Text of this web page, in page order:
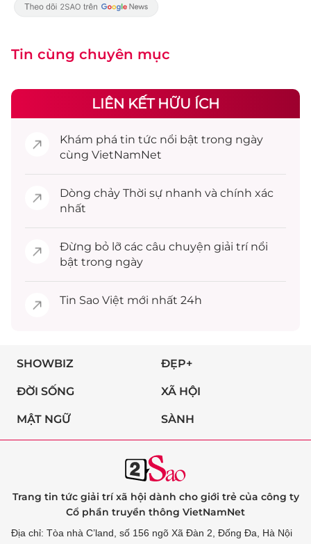
Tin cùng chuyên mục
LIÊN KẾT HỮU ÍCH
Khám phá tin tức nổi bật trong ngày
cùng VietNamNet
Dòng chảy Thời sự nhanh và chính xác
nhất
Đừng bỏ lỡ các câu chuyện giải trínổi
bật trong ngày
Tin Sao Việt mới nhất 24h
SHOWBIZ ĐẸP+
ĐỜI SỐNG XÃ HỘI
MẬT NGỮ SÀNH
Trang tin tức giải trí xã hội dành cho giới trẻ của công ty
Cổ phần truyền thông VietNamNet
Địa chỉ: Tòa nhà C’land, số 156 ngõ Xã Đàn 2, Đống Đa, Hà Nội